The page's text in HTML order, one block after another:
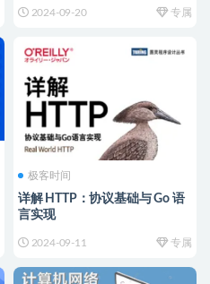
2024-09-20 专属
极客时间
详解 HTTP：协议基础与 Go 语
言实现
2024-09-11 专属